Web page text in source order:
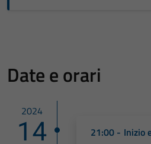
Date e orari
2024
14 21:00 - Inizio